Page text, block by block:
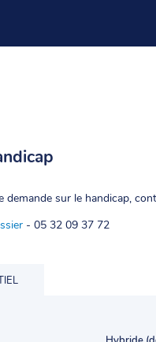
demande sur le handicap,
- 05 32 09 37 72